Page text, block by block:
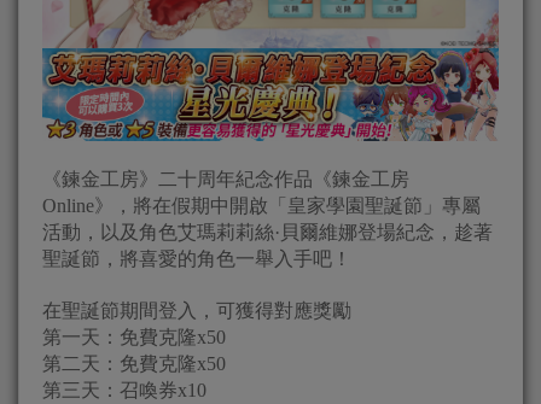
《鍊金工房》二十周年紀念作品《鍊金工房
Online》，將在假期中開啟「皇家學園聖誕節」專屬
活動，以及角色艾瑪莉莉絲·貝爾維娜登場紀念，趁著
聖誕節，將喜愛的角色一舉入手吧！
在聖誕節期間登入，可獲得對應獎勵
第一天：免費克隆x50
第二天：免費克隆x50
第三天：召喚券x10